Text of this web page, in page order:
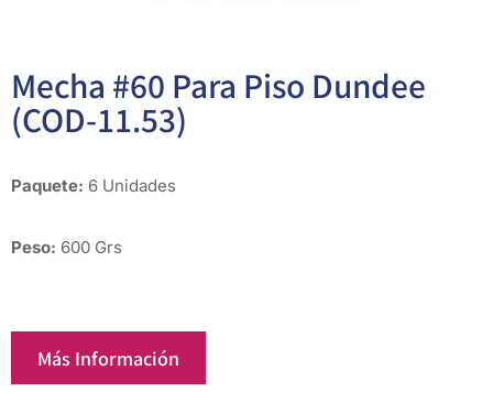
Mecha #60 Para Piso Dundee
(COD-11.53)
Paquete: 6 Unidades
Peso: 600 Grs
Más Información